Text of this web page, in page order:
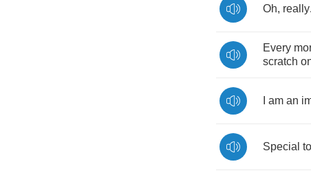
Oh, really.
Every
scratch
am an
Special